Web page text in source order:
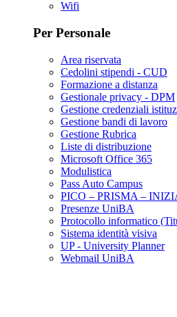
Wifi
Per Personale
Area riservata
Cedolini stipendi - CUD
Formazione a distanza
Gestionale privacy - DPM
Gestione credenziali
Gestione bandi di lavoro
Gestione Rubrica
Liste di distribuzione
Microsoft Office 365
Modulistica
Pass Auto Campus
PICO – PRISMA –
Presenze UniBA
Protocollo informatico
Sistema identità visiva
UP - University Planner
Webmail UniBA